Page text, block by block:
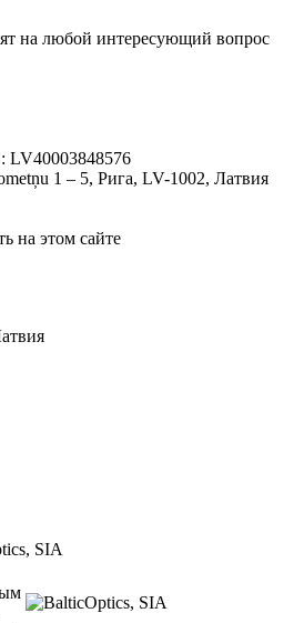
на любой интересующий вопрос
1 – 5, Рига, LV-1002, Латвия
на этом сайте
SIA